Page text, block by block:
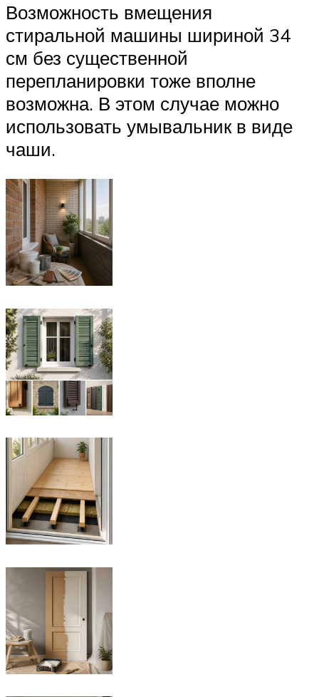
Возможность вмещения
стиральной машины шириной 34
см без существенной
перепланировки тоже вполне
возможна. В этом случае можно
использовать умывальник в виде
чаши.